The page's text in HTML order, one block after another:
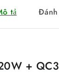
tả
+